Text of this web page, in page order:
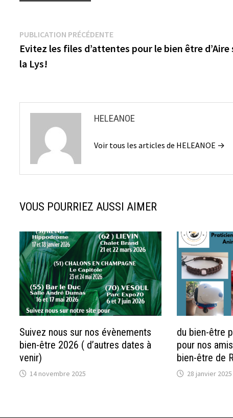
Navigation
de
l’article
PUBLICATION PRÉCÉDENTEPublication
précédente :
Evitez les files d’attentes pour le bien être d’Aire
la Lys!
HELEANOE
Voir tous les articles de HELEANOE →
VOUS POURRIEZ AUSSI AIMER
Suivez nous sur nos évènements
bien-être 2026 ( d’autres dates à
venir)
14 novembre 2025
du bien-être
pour nos
bien-être de
28 janvier 2025